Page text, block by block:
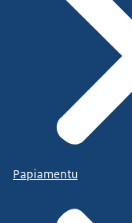
Papiamentu